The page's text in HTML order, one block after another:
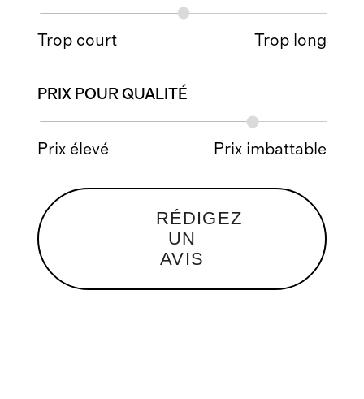
Trop court Trop long
PRIX POUR QUALITÉ
Prix élevé Prix imbattable
RÉDIGEZ
UN
AVIS